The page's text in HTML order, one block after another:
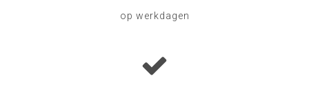
op werkdagen